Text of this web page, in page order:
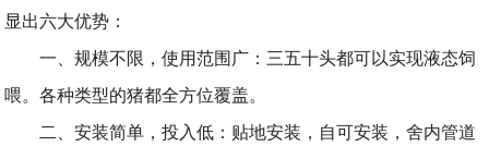
显出六大优势：
一、规模不限，使用范围广：三五十头都可以实现液态饲
喂。各种类型的猪都全方位覆盖。
二、安装简单，投入低：贴地安装，自可安装，舍内管道